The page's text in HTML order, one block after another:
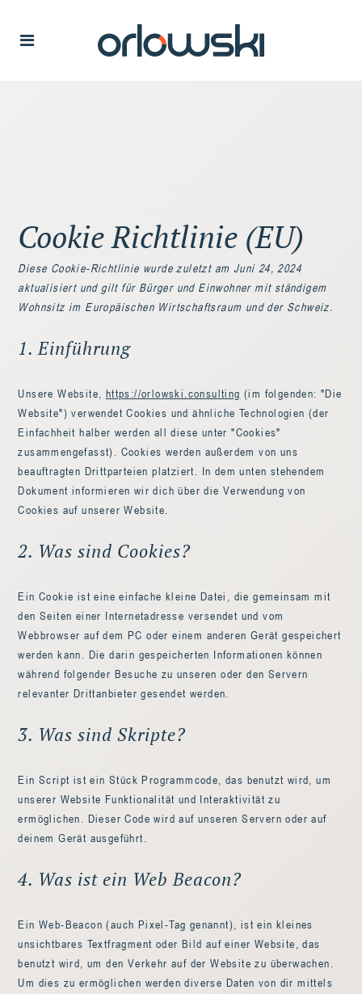
Cookie Richtlinie (EU)
Diese Cookie-Richtlinie wurde zuletzt am Juni 24, 2024
aktualisiert und gilt für Bürger und Einwohner mit ständigem
Wohnsitz im Europäischen Wirtschaftsraum und der Schweiz.
1. Einführung
Unsere Website, https://orlowski.consulting (im folgenden: "Die
Website") verwendet Cookies und ähnliche Technologien (der
Einfachheit halber werden all diese unter "Cookies"
zusammengefasst). Cookies werden außerdem von uns
beauftragten Drittparteien platziert. In dem unten stehendem
Dokument informieren wir dich über die Verwendung von
Cookies auf unserer Website.
2. Was sind Cookies?
Ein Cookie ist eine einfache kleine Datei, die gemeinsam mit
den Seiten einer Internetadresse versendet und vom
Webbrowser auf dem PC oder einem anderen Gerät gespeichert
werden kann. Die darin gespeicherten Informationen können
während folgender Besuche zu unseren oder den Servern
relevanter Drittanbieter gesendet werden.
3. Was sind Skripte?
Ein Script ist ein Stück Programmcode, das benutzt wird, um
unserer Website Funktionalität und Interaktivität zu
ermöglichen. Dieser Code wird auf unseren Servern oder auf
deinem Gerät ausgeführt.
4. Was ist ein Web Beacon?
Ein Web-Beacon (auch Pixel-Tag genannt), ist ein kleines
unsichtbares Textfragment oder Bild auf einer Website, das
benutzt wird, um den Verkehr auf der Website zu überwachen.
Um dies zu ermöglichen werden diverse Daten von dir mittels